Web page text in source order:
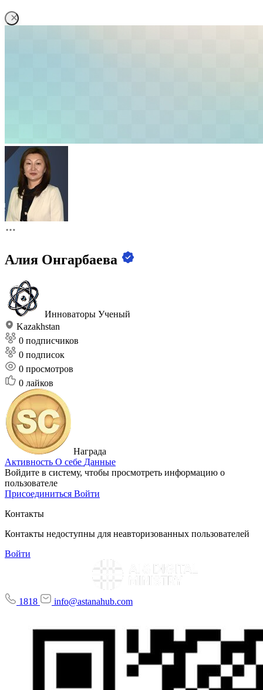
Алия Онгарбаева
Инноваторы Ученый
Kazakhstan
0 подписчиков
0 подписок
0 просмотров
0 лайков
Награда
Активность О себе Данные
Войдите в систему, чтобы просмотреть информацию о
пользователе
Присоединиться Войти
Контакты
Контакты недоступны для неавторизованных пользователей
Войти
1818 info@astanahub.com